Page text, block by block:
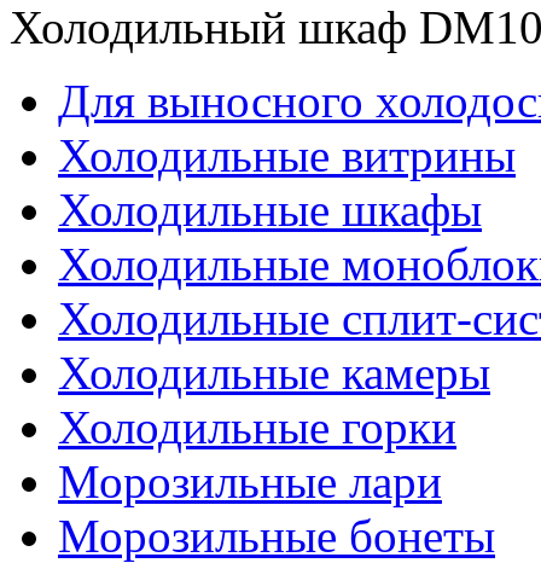
Холодильный шкаф
Для выносного
Холодильные витрины
Холодильные шкафы
Холодильные
Холодильные сплит-
Холодильные камеры
Холодильные горки
Морозильные лари
Морозильные бонеты